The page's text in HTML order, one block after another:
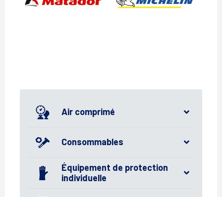
Air comprimé
Consommables
Équipement de protection
individuelle